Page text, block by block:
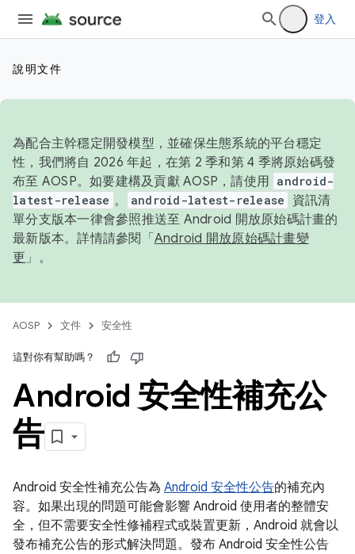
登入
說明文件
為配合主幹穩定開發模型，並確保生態系統的平台穩定
性，我們將自 2026 年起，在第 2 季和第 4 季將原始碼發
布至 AOSP。如要建構及貢獻 AOSP，請使用 android-
latest-release 。 android-latest-release
資訊清
單分支版本一律會參照推送至 Android 開放原始碼計畫的
最新版本。詳情請參閱「 Android 開放原始碼計畫變
更 」。
AOSP 文件 安全性
這對你有幫助嗎？
Android 安全性補充公
告
Android 安全性補充公告為 Android 安全性公告的補充內
容。如果出現的問題可能會影響 Android 使用者的整體安
全，但不需要安全性修補程式或裝置更新，Android 就會以
發布補充公告的形式解決問題。發布 Android 安全性公告